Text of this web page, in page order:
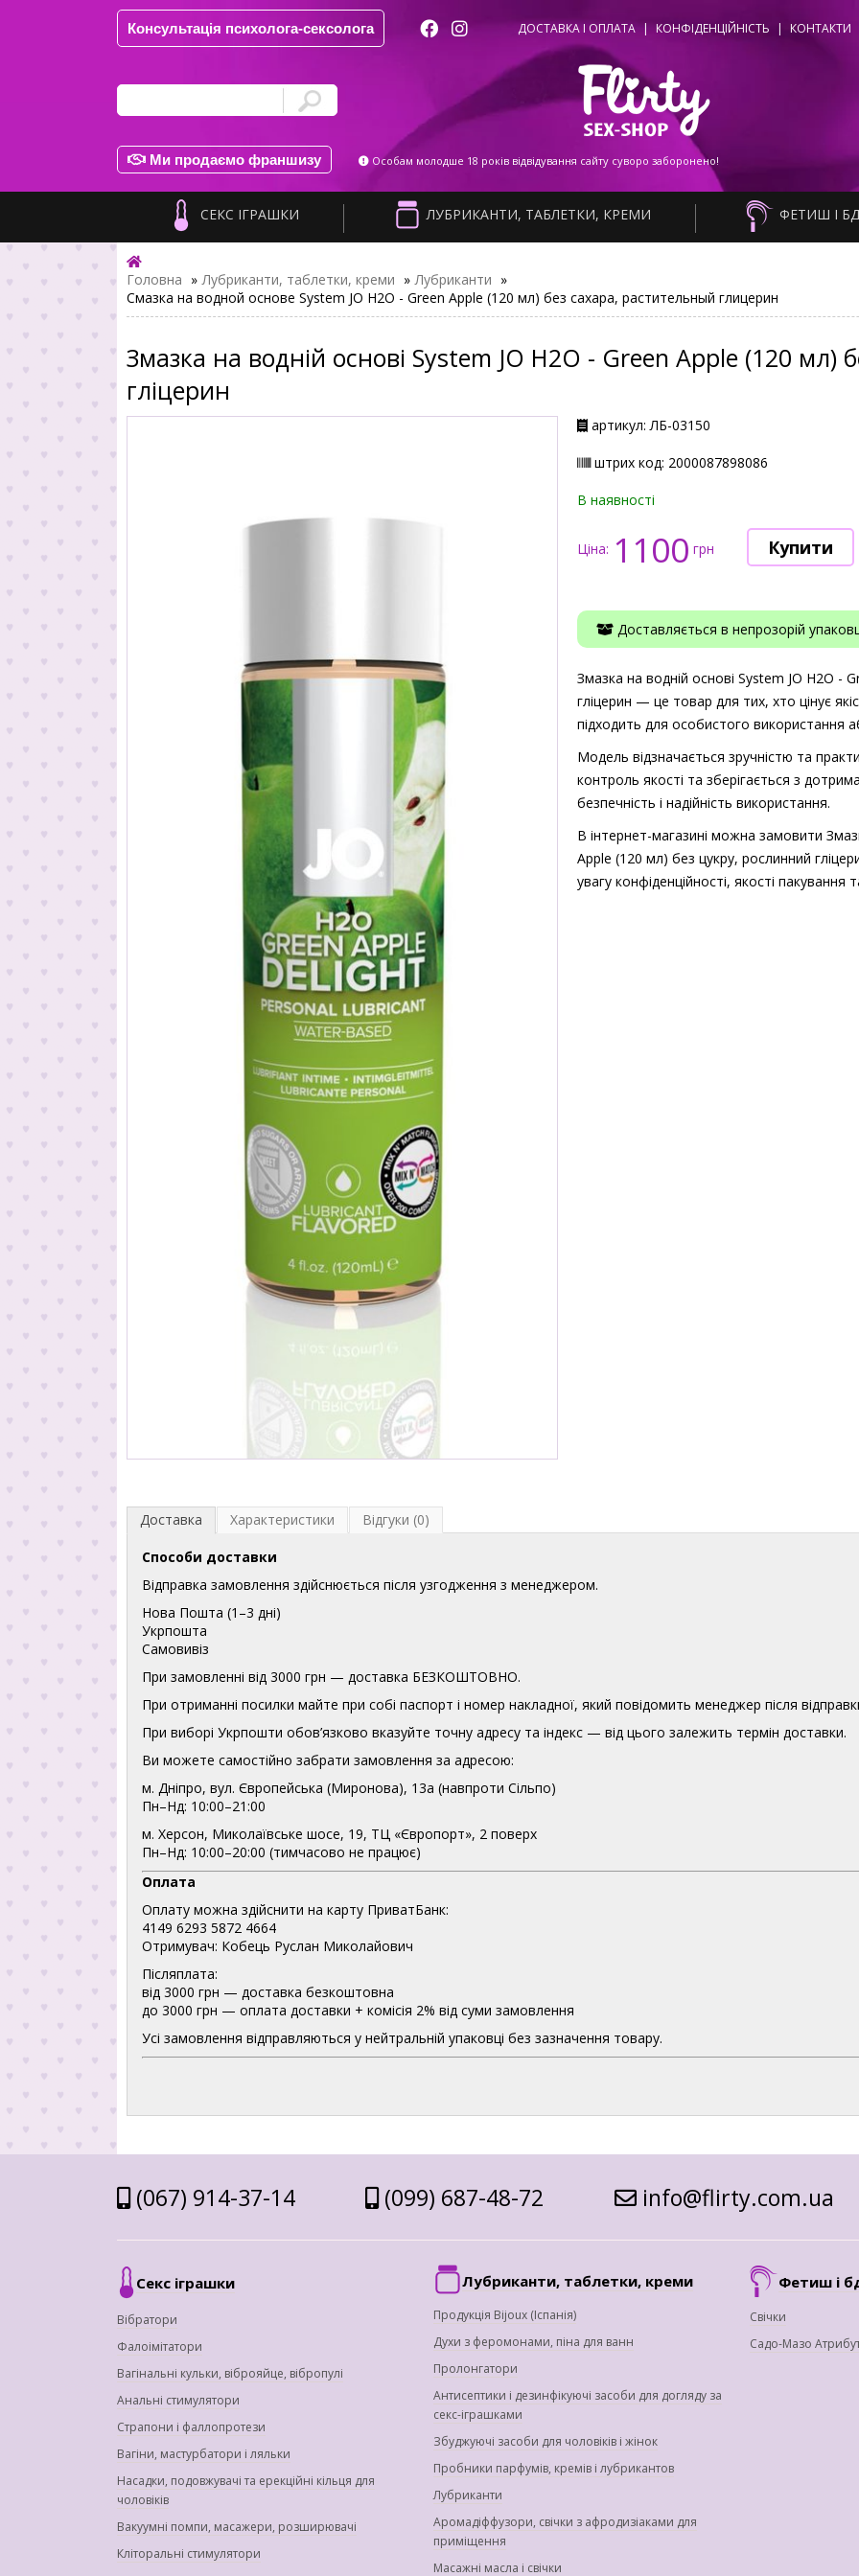
Консультація психолога-сексолога ДОСТАВКА І ОПЛАТА | КОНФІДЕНЦІЙНІСТЬ | КОНТАКТИ
Ми продаємо франшизу Особам молодше 18 років відвідування сайту суворо заборонено!
СЕКС ІГРАШКИ ЛУБРИКАНТИ, ТАБЛЕТКИ, КРЕМИ ФЕТИШ І
Головна » Лубриканти, таблетки, креми » Лубриканти »
Смазка на водной основе System JO H2O - Green Apple (120 мл) без сахара, растительный глицерин
Змазка на водній основі System JO H2O - Green Apple (120 мл)
гліцерин
артикул: ЛБ-03150
штрих код: 2000087898086
В наявності
Ціна: 1100 грн
Доставляється в непрозорій
Змазка на водній основі System JO H2O -
гліцерин — це товар для тих, хто цінує
підходить для особистого використання
Модель відзначається зручністю та
контроль якості та зберігається з
безпечність і надійність використання.
В інтернет-магазині можна замовити
Apple (120 мл) без цукру, рослинний
увагу конфіденційності, якості
Доставка Характеристики Відгуки (0)
Способи доставки
Відправка замовлення здійснюється після узгодження з менеджером.
Нова Пошта (1–3 дні)
Укрпошта
Самовивіз
При замовленні від 3000 грн — доставка БЕЗКОШТОВНО.
При отриманні посилки майте при собі паспорт і номер накладної, який повідомить менеджер після
При виборі Укрпошти обов’язково вказуйте точну адресу та індекс — від цього залежить термін доставки.
Ви можете самостійно забрати замовлення за адресою:
м. Дніпро, вул. Європейська (Миронова), 13а (навпроти Сільпо)
Пн–Нд: 10:00–21:00
м. Херсон, Миколаївське шосе, 19, ТЦ «Європорт», 2 поверх
Пн–Нд: 10:00–20:00 (тимчасово не працює)
Оплата
Оплату можна здійснити на карту ПриватБанк:
4149 6293 5872 4664
Отримувач: Кобець Руслан Миколайович
Післяплата:
від 3000 грн — доставка безкоштовна
до 3000 грн — оплата доставки + комісія 2% від суми замовлення
Усі замовлення відправляються у нейтральній упаковці без зазначення товару.
(067) 914-37-14 (099) 687-48-72 info@flirty.com.ua
Секс іграшки
Вібратори
Фалоімітатори
Вагінальні кульки, віброяйце, вібропулі
Анальні стимулятори
Страпони і фаллопротези
Вагіни, мастурбатори і ляльки
Насадки, подовжувачі та ерекційні кільця для
чоловіків
Вакуумні помпи, масажери, розширювачі
Кліторальні стимулятори
Лубриканти, таблетки, креми
Продукція Bijoux (Іспанія)
Духи з феромонами, піна для ванн
Пролонгатори
Антисептики і дезинфікуючі засоби для догляду за
секс-іграшками
Збуджуючі засоби для чоловіків і жінок
Пробники парфумів, кремів і лубрикантов
Лубриканти
Аромадіффузори, свічки з афродизіаками для
приміщення
Масажні масла і свічки
Фетиш і
Свічки
Садо-Мазо